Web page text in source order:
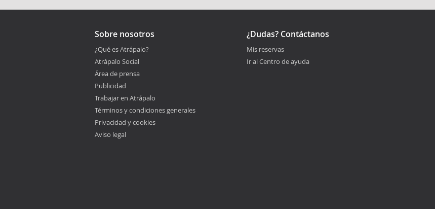
Sobre nosotros
¿Qué es Atrápalo?
Atrápalo Social
Área de prensa
Publicidad
Trabajar en Atrápalo
Términos y condiciones generales
Privacidad y cookies
Aviso legal
¿Dudas? Contáctanos
Mis reservas
Ir al Centro de ayuda